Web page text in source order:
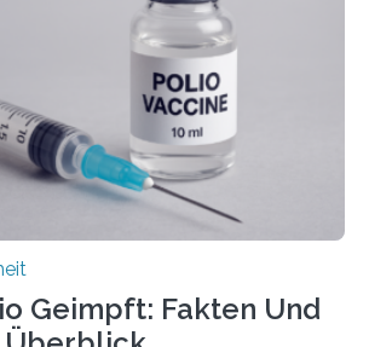
Forschende um Daniel Merk vom
klinische Hirnforschung am
Tübingen haben eine solche
Erbgut einer Untergruppe des
gefunden. Die Wilhelm Sander-
das Projekt…
Geimpft: Fakten Und